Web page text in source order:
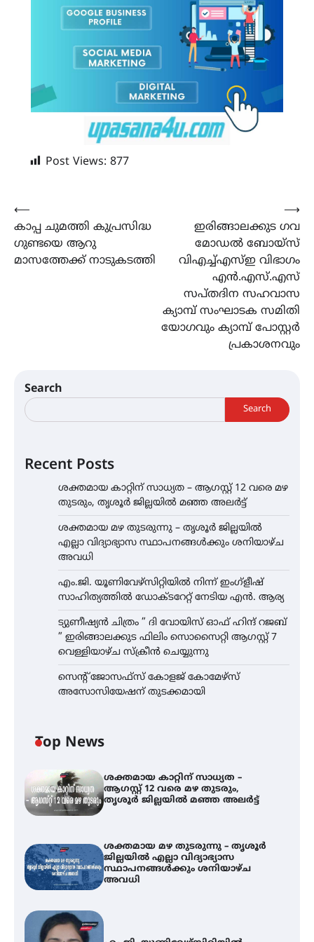
Post Views: 877
Post
navigation
⟵
കാപ്പ ചുമത്തി കുപ്രസിദ്ധ
ഗുണ്ടയെ ആറു
മാസത്തേക്ക് നാടുകടത്തി
ഇരിങ്ങാലക്കുട ഗവ
മോഡൽ ബോയ്സ്
വിഎച്ച്എസ്ഇ വിഭാഗം
എൻ.എസ്.എസ്
സപ്തദിന സഹവാസ
ക്യാമ്പ് സംഘാടക സമിതി
യോഗവും ക്യാമ്പ് പോസ്റ്റർ
പ്രകാശനവും
⟶
Search
Search
Recent Posts
ശക്തമായ കാറ്റിന് സാധ്യത – ആഗസ്റ്റ് 12 വരെ മഴ
തുടരും, തൃശൂർ ജില്ലയിൽ മഞ്ഞ അലർട്ട്
ശക്തമായ മഴ തുടരുന്നു – തൃശൂർ ജില്ലയിൽ
എല്ലാ വിദ്യാഭ്യാസ സ്ഥാപനങ്ങൾക്കും ശനിയാഴ്ച
അവധി
എം.ജി. യൂണിവേഴ്‌സിറ്റിയിൽ നിന്ന് ഇംഗ്ളീഷ്
സാഹിത്യത്തിൽ ഡോക്ടറേറ്റ് നേടിയ എൻ. ആര്യ
ട്യുണീഷ്യൻ ചിത്രം ” ദി വോയിസ് ഓഫ് ഹിന്ദ് റജബ്
” ഇരിങ്ങാലക്കുട ഫിലിം സൊസൈറ്റി ആഗസ്റ്റ് 7
വെള്ളിയാഴ്ച സ്‌ക്രീൻ ചെയ്യുന്നു
സെന്റ് ജോസഫ്സ് കോളജ് കോമേഴ്‌സ്
അസോസിയേഷന് തുടക്കമായി
Top News
ശക്തമായ കാറ്റിന് സാധ്യത –
ആഗസ്റ്റ് 12 വരെ മഴ തുടരും,
തൃശൂർ ജില്ലയിൽ മഞ്ഞ അലർട്ട്
ശക്തമായ മഴ തുടരുന്നു – തൃശൂർ
ജില്ലയിൽ എല്ലാ വിദ്യാഭ്യാസ
സ്ഥാപനങ്ങൾക്കും ശനിയാഴ്ച
അവധി